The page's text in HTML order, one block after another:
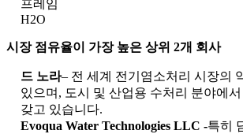
프레임
H2O
시장 점유율이 가장 높은 상위 2개 회사
드 노라– 전 세계 전기염소처리 시장의
있으며, 도시 및 산업용 수처리 분야에
갖고 있습니다.
Evoqua Water Technologies LLC -특히